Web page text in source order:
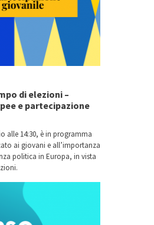
di elezioni –
e partecipazione
alle 14:30, è in programma
ai giovani e all’importanza
politica in Europa, in vista